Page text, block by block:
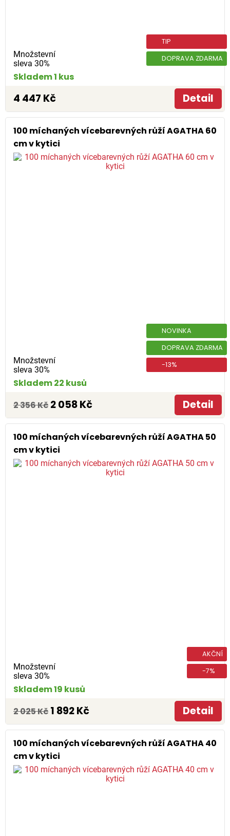
Množstevní
sleva 30%
TIP
DOPRAVA ZDARMA
Skladem 1 kus
4 447 Kč Detail
100 míchaných vícebarevných růží AGATHA 60
cm v kytici
Množstevní
sleva 30%
NOVINKA
DOPRAVA ZDARMA
-13%
Skladem 22 kusů
2 356 Kč 2 058 Kč Detail
100 míchaných vícebarevných růží AGATHA 50
cm v kytici
Množstevní
sleva 30%
AKČNÍ
-7%
Skladem 19 kusů
2 025 Kč 1 892 Kč Detail
100 míchaných vícebarevných růží AGATHA 40
cm v kytici